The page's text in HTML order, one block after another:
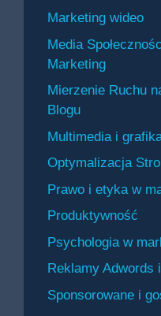
Marketing wideo
Media
Marketing
Mierzenie Ruchu
Blogu
Multimedia i
Optymalizacja
Prawo i etyka w
Produktywność
Psychologia w
Reklamy Adwords
Sponsorowane i